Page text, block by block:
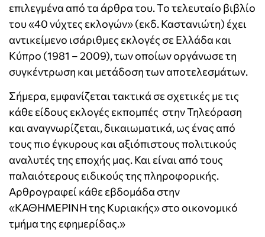
επιλεγμένα από τα άρθρα του. Το τελευταίο βιβλίο
του «40 νύχτες εκλογών» (εκδ. Καστανιώτη) έχει
αντικείμενο ισάριθμες εκλογές σε Ελλάδα και
Κύπρο (1981 – 2009), των οποίων οργάνωσε τη
συγκέντρωση και μετάδοση των αποτελεσμάτων.
Σήμερα, εμφανίζεται τακτικά σε σχετικές με τις
κάθε είδους εκλογές εκπομπές στην Τηλεόραση
και αναγνωρίζεται, δικαιωματικά, ως ένας από
τους πιο έγκυρους και αξιόπιστους πολιτικούς
αναλυτές της εποχής μας. Και είναι από τους
παλαιότερους ειδικούς της πληροφορικής.
Αρθρογραφεί κάθε εβδομάδα στην
«ΚΑΘΗΜΕΡΙΝΗ της Κυριακής» στο οικονομικό
τμήμα της εφημερίδας.»